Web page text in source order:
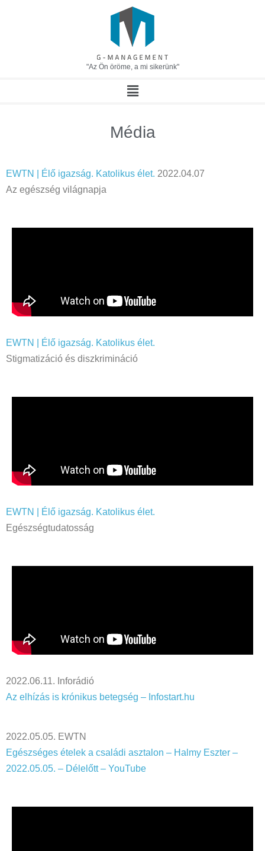
"Az Ön öröme, a mi sikerünk"
Média
EWTN | Élő igazság. Katolikus élet. 2022.04.07
Az egészség világnapja
EWTN | Élő igazság. Katolikus élet.
Stigmatizáció és diszkrimináció
EWTN | Élő igazság. Katolikus élet.
Egészségtudatosság
2022.06.11. Inforádió
Az elhízás is krónikus betegség – Infostart.hu
2022.05.05. EWTN
Egészséges ételek a családi asztalon – Halmy Eszter –
2022.05.05. – Délelőtt – YouTube